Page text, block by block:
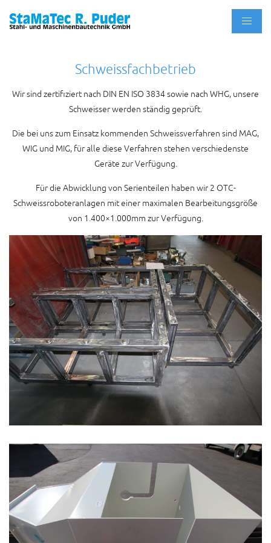
Schweissfachbetrieb
Wir sind zertifiziert nach DIN EN ISO 3834 sowie nach WHG, unsere
Schweisser werden ständig geprüft.
Die bei uns zum Einsatz kommenden Schweissverfahren sind MAG,
WIG und MIG, für alle diese Verfahren stehen verschiedenste
Geräte zur Verfügung.
Für die Abwicklung von Serienteilen haben wir 2 OTC-
Schweissroboteranlagen mit einer maximalen Bearbeitungsgröße
von 1.400×1.000mm zur Verfügung.